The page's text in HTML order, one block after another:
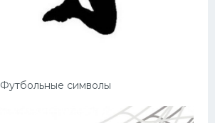
Футбольные символы